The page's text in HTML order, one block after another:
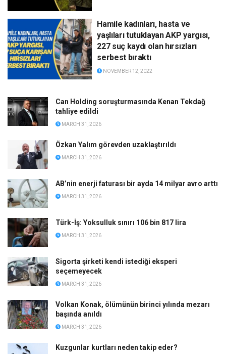
Hamile kadınları, hasta ve
yaşlıları tutuklayan AKP yargısı,
227 suç kaydı olan hırsızları
serbest bıraktı
NOVEMBER 12, 2022
Can Holding soruşturmasında Kenan Tekdağ
tahliye edildi
MARCH 31, 2026
Özkan Yalım görevden uzaklaştırıldı
MARCH 31, 2026
AB’nin enerji faturası bir ayda 14 milyar avro arttı
MARCH 31, 2026
Türk-İş: Yoksulluk sınırı 106 bin 817 lira
MARCH 31, 2026
Sigorta şirketi kendi istediği eksperi
seçemeyecek
MARCH 31, 2026
Volkan Konak, ölümünün birinci yılında mezarı
başında anıldı
MARCH 31, 2026
Kuzgunlar kurtları neden takip eder?